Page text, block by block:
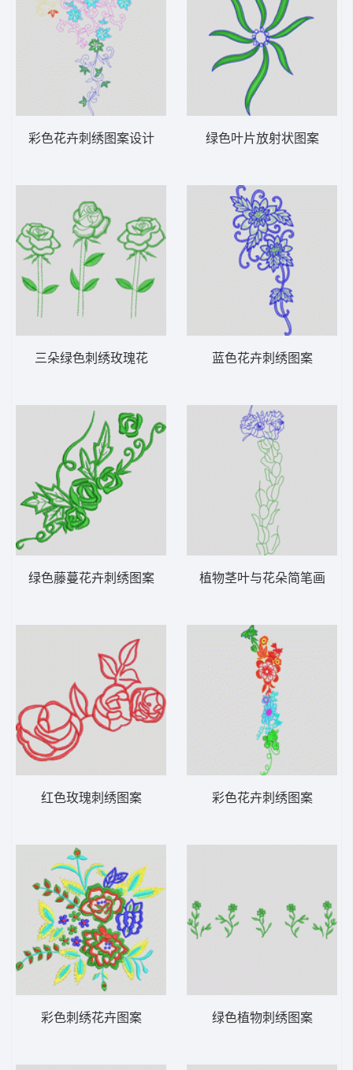
彩色花卉刺绣图案设计
三朵绿色刺绣玫瑰花
绿色藤蔓花卉刺绣图案
红色玫瑰刺绣图案
彩色刺绣花卉图案
绿色叶片放射状图案
蓝色花卉刺绣图案
植物茎叶与花朵简笔画
彩色花卉刺绣图案
绿色植物刺绣图案